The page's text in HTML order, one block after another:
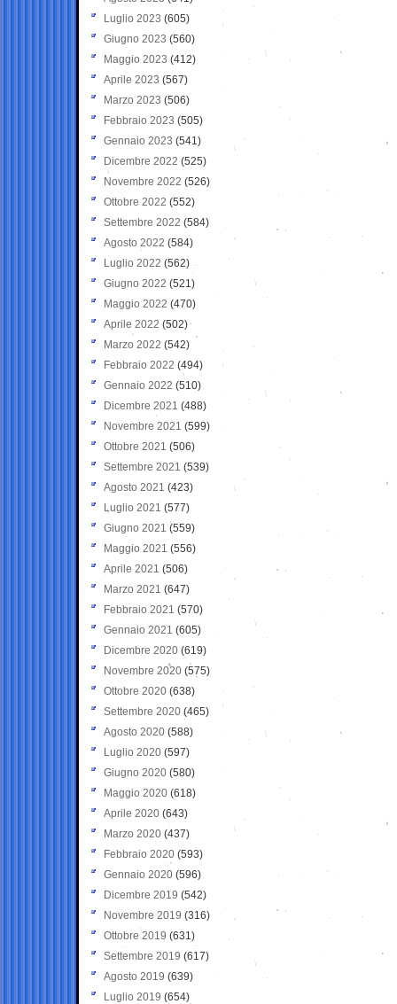
Luglio 2023 (605)
Giugno 2023 (560)
Maggio 2023 (412)
Aprile 2023 (567)
Marzo 2023 (506)
Febbraio 2023 (505)
Gennaio 2023 (541)
Dicembre 2022 (525)
Novembre 2022 (526)
Ottobre 2022 (552)
Settembre 2022 (584)
Agosto 2022 (584)
Luglio 2022 (562)
Giugno 2022 (521)
Maggio 2022 (470)
Aprile 2022 (502)
Marzo 2022 (542)
Febbraio 2022 (494)
Gennaio 2022 (510)
Dicembre 2021 (488)
Novembre 2021 (599)
Ottobre 2021 (506)
Settembre 2021 (539)
Agosto 2021 (423)
Luglio 2021 (577)
Giugno 2021(559)
Maggio 2021 (556)
Aprile 2021 (506)
Marzo 2021 (647)
Febbraio 2021 (570)
Gennaio 2021 (605)
Dicembre 2020 (619)
Novembre 2020 (575)
Ottobre 2020 (638)
Settembre 2020(465)
Agosto 2020 (588)
Luglio 2020 (597)
Giugno 2020 (580)
Maggio 2020 (618)
Aprile 2020 (643)
Marzo 2020 (437)
Febbraio 2020 (593)
Gennaio 2020 (596)
Dicembre 2019 (542)
Novembre 2019 (316)
Ottobre 2019 (631)
Settembre 2019 (617)
Agosto 2019 (639)
Luglio 2019 (654)